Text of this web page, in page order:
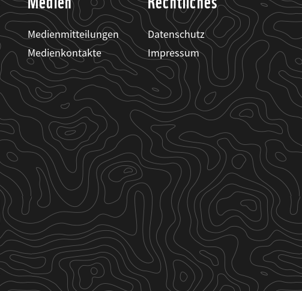
Medienmitteilungen
Medienkontakte
Datenschutz
Impressum